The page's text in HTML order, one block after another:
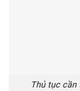
Thủ tục cần